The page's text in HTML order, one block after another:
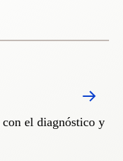
con el diagnóstico y